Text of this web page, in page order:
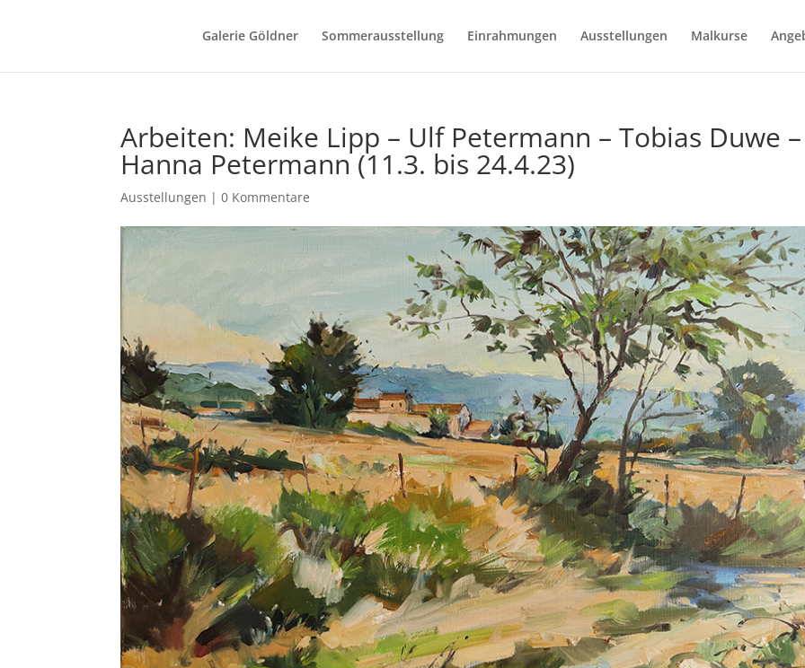
Galerie Göldner Sommerausstellung Einrahmungen Ausstellungen Malkurse
Arbeiten: Meike Lipp – Ulf Petermann – Tobias Duwe –
Hanna Petermann (11.3. bis 24.4.23)
Ausstellungen |0 Kommentare